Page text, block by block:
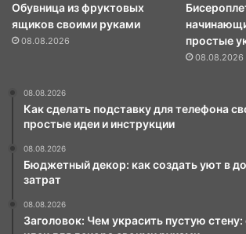
Обувница из фруктовых
ящиков своими руками
08.08.2026
простые
08.08.2026
08.08.2026
Как сделать подставку для телефона
простые идеи и инструкции
08.08.2026
Бюджетный декор: как создать уют в
затрат
08.08.2026
Заголовок: Чем украсить пустую